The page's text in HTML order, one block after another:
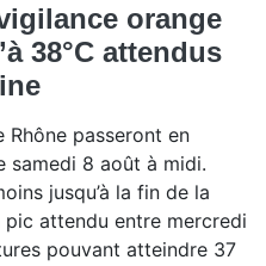
orange
38°C attendus
passeront en
samedi 8 août à midi.
jusqu’à la fin de la
pic attendu entre mercredi
pouvant atteindre 37